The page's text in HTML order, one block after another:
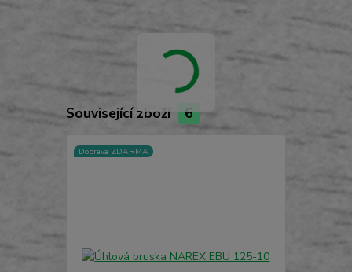
Související zboží 6
Doprava ZDARMA
TOP produkt